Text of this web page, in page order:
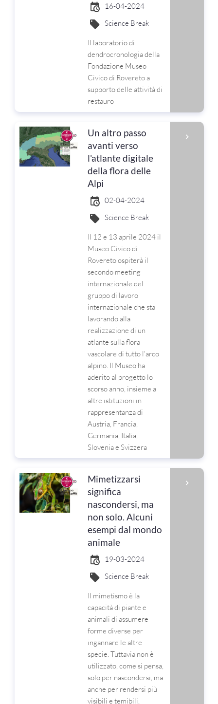
16-04-2024
Science Break
Il laboratorio di
dendrocronologia della
Fondazione Museo
Civico di Rovereto a
supporto delle attività di
restauro
Un altro passo
avanti verso
l'atlante digitale
della flora delle
Alpi
02-04-2024
Science Break
Il 12 e 13 aprile 2024 il
Museo Civico di
Rovereto ospiterà il
secondo meeting
internazionale del
gruppo di lavoro
internazionale che sta
lavorando alla
realizzazione di un
atlante sulla flora
vascolare di tutto l'arco
alpino. Il Museo ha
aderito al progetto lo
scorso anno, insieme a
altre istituzioni in
rappresentanza di
Austria, Francia,
Germania, Italia,
Slovenia e Svizzera
Mimetizzarsi
significa
nascondersi, ma
non solo. Alcuni
esempi dal mondo
animale
19-03-2024
Science Break
Il mimetismo è la
capacità di piante e
animali di assumere
forme diverse per
ingannare le altre
specie. Tuttavia non è
utilizzato, come si pensa,
solo per nascondersi, ma
anche per rendersi più
visibili e temibili,